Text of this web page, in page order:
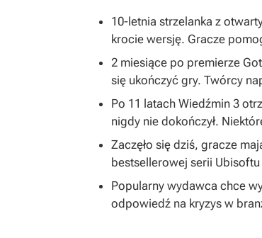
10-letnia strzelanka z
krocie wersję. Gracze
2 miesiące po premierze
się ukończyć gry. Twórcy
Po 11 latach Wiedźmin 3
nigdy nie dokończył.
Zaczęło się dziś, gracze
bestsellerowej serii Ubisoftu
Popularny wydawca chce
odpowiedź na kryzys w